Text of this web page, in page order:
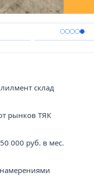
склад
рынков ТЯК
000 руб. в мес.